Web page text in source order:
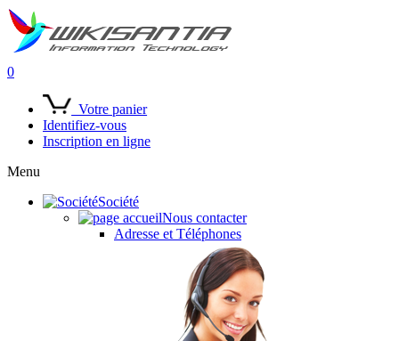
0
Votre panier
Identifiez-vous
Inscription en ligne
Menu
Société
Nous contacter
Adresse et Téléphones